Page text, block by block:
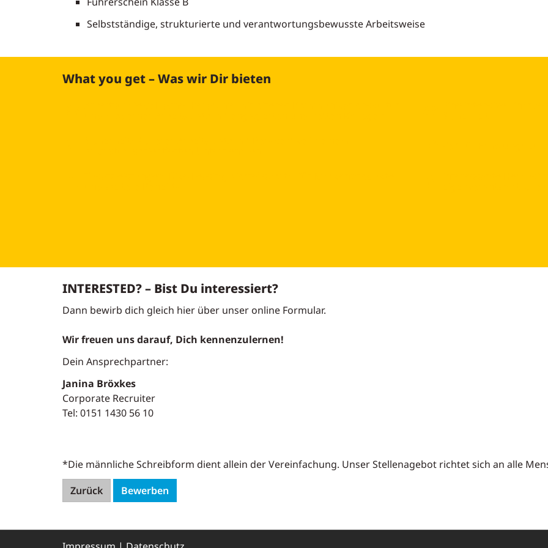
Selbstständige, strukturierte und verantwortungsbewusste Arbeitsweise
What you get – Was wir Dir bieten
INTERESTED? – Bist Du interessiert?
Dann bewirb dich gleich hier über unser online Formular.
Wir freuen uns darauf, Dich kennenzulernen!
Dein Ansprechpartner:
Janina Bröxkes
Corporate Recruiter
Tel: 0151 1430 56 10
*Die männliche Schreibform dient allein der Vereinfachung. Unser Stellenagebot richtet sich an alle
Zurück
Bewerben